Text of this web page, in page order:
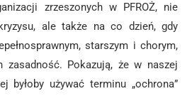
zrzeszonych w PFROŻ, nie
ale także na co dzień, gdy
starszym i chorym,
zasadność. Pokazują, że w naszej
byłoby używać terminu „ochrona”